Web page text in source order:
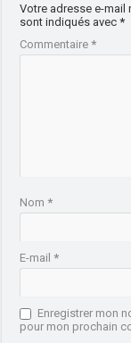
Votre adresse e-mail
sont indiqués avec*
Commentaire*
Nom*
E-mail*
Enregistrer mon
pour mon prochain